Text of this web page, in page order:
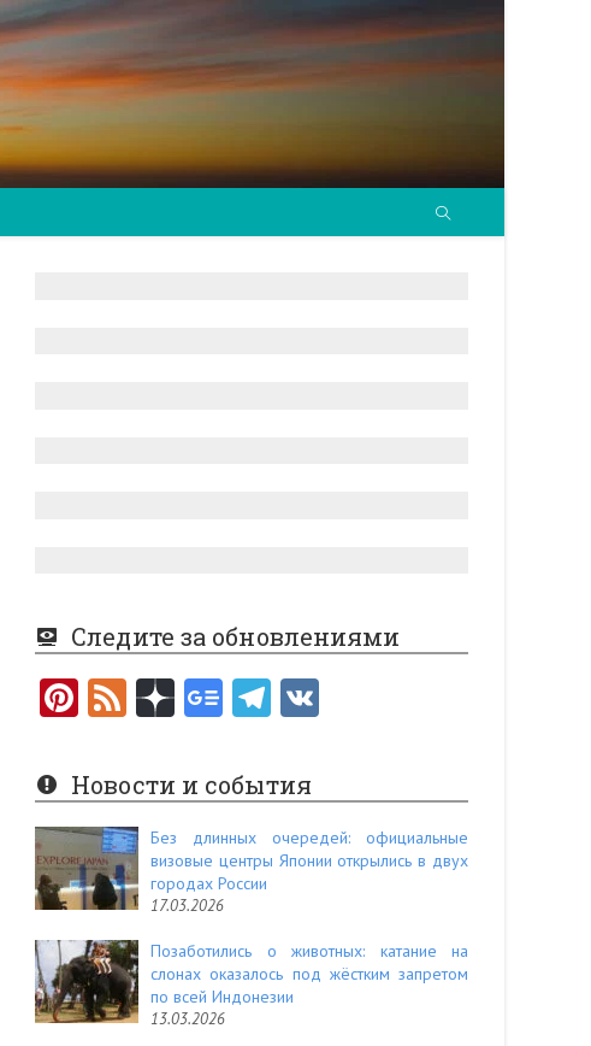
Следите за обновлениями
Pi
er
es
t
F
e
d
Новости и события
Без длинных очередей: официальные
визовые центры Японии открылись в двух
городах России
17.03.2026
Позаботились о животных: катание на
слонах оказалось под жёстким запретом
по всей Индонезии
13.03.2026